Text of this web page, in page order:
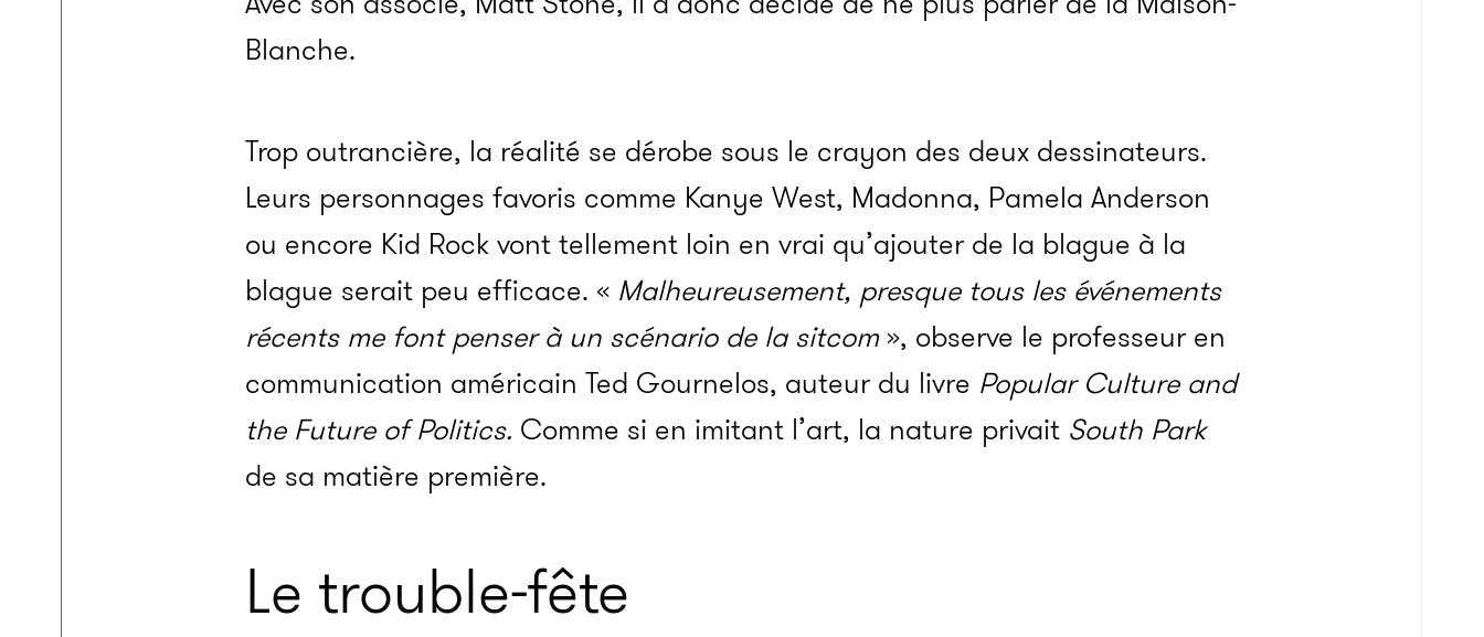
Blanche.
Trop outran­­cière, la réalité se dérobe sous le crayon des deux dessi­­na­­teurs.
Leurs person­­nages favo­­ris comme Kanye West, Madonna, Pamela Ander­­son
ou encore Kid Rock vont telle­­ment loin en vrai qu’ajou­­ter de la blague à la
blague serait peu effi­­cace. « Malheu­­reu­­se­­ment, presque tous les événe­­ments
récents me font penser à un scéna­­rio de la sitcom», observe le profes­­seur en
commu­­ni­­ca­­tion améri­­cain Ted Gour­­ne­­los, auteur du livre Popu­­lar Culture and
the Future of Poli­­tics. Comme si en imitant l’art, la nature privait South Park
de sa matière première.
Le trouble-fête